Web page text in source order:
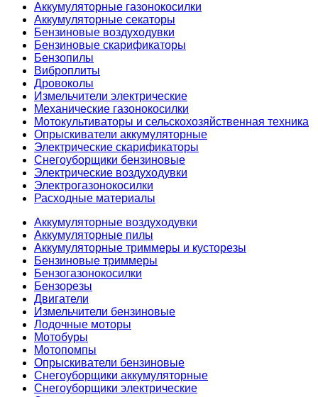
Аккумуляторные газонокосилки
Аккумуляторные секаторы
Бензиновые воздуходувки
Бензиновые скарификаторы
Бензопилы
Виброплиты
Дровоколы
Измельчители электрические
Механические газонокосилки
Мотокультиваторы и сельскохозяйственная техника
Опрыскиватели аккумуляторные
Электрические скарификаторы
Снегоуборщики бензиновые
Электрические воздуходувки
Электрогазонокосилки
Расходные материалы
Аккумуляторные воздуходувки
Аккумуляторные пилы
Аккумуляторные триммеры и кусторезы
Бензиновые триммеры
Бензогазонокосилки
Бензорезы
Двигатели
Измельчители бензиновые
Лодочные моторы
Мотобуры
Мотопомпы
Опрыскиватели бензиновые
Снегоуборщики аккумуляторные
Снегоуборщики электрические